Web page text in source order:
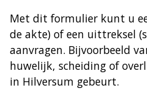
Met dit formulier kunt u
de akte) of een uittreksel
aanvragen. Bijvoorbeeld
huwelijk, scheiding of
in Hilversum gebeurt.